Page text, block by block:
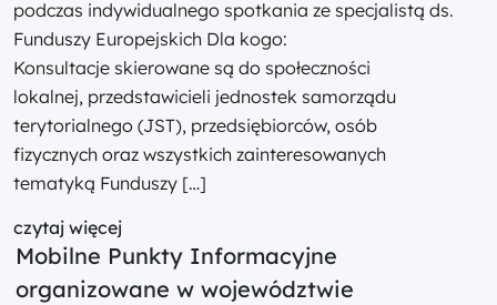
podczas indywidualnego spotkania ze specjalistą ds.
Funduszy Europejskich Dla kogo:
Konsultacje skierowane są do społeczności
lokalnej, przedstawicieli jednostek samorządu
terytorialnego (JST), przedsiębiorców, osób
fizycznych oraz wszystkich zainteresowanych
tematyką Funduszy […]
czytaj więcej
Mobilne Punkty Informacyjne
organizowane w województwie